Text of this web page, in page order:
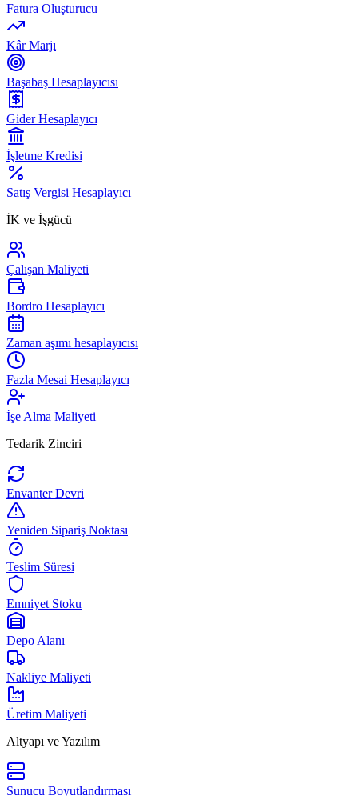
Fatura Oluşturucu
Kâr Marjı
Başabaş Hesaplayıcısı
Gider Hesaplayıcı
İşletme Kredisi
Satış Vergisi Hesaplayıcı
İK ve İşgücü
Çalışan Maliyeti
Bordro Hesaplayıcı
Zaman aşımı hesaplayıcısı
Fazla Mesai Hesaplayıcı
İşe Alma Maliyeti
Tedarik Zinciri
Envanter Devri
Yeniden Sipariş Noktası
Teslim Süresi
Emniyet Stoku
Depo Alanı
Nakliye Maliyeti
Üretim Maliyeti
Altyapı ve Yazılım
Sunucu Boyutlandırması